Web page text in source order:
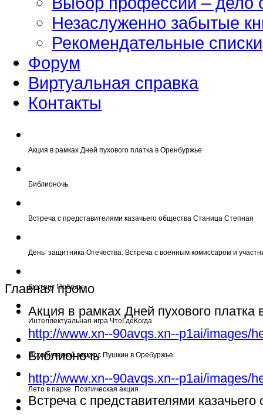
Незаслуженно забытые
Рекомендательные списки
Форум
Виртуальная справка
Контакты
Акция в рамках Дней пухового платка в Оренбуржье
Библионочь
Встреча с представителями казачьего общества Станица Степная
День защитника Отечества. Встреча с военным комиссаром и
Диктант Победы
Интеллектуальная игра ЧтоГдеКогда
Исторический экскурс Пушкин в Оребуржье
Лето в парке. Поэтическая акция
Главная промо
Акция в рамках Дней пухового платка
http://www.xn--90avqs.xn--p1ai/images/
Библионочь
http://www.xn--90avqs.xn--p1ai/images/
Встреча с представителями